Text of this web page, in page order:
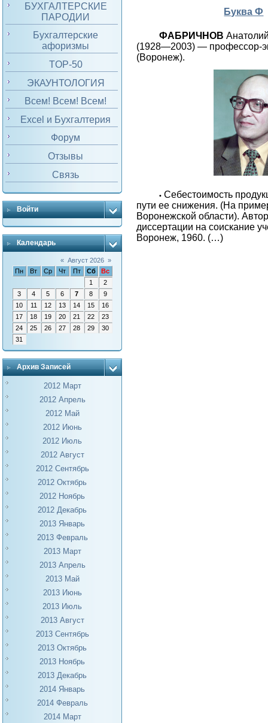
БУХГАЛТЕРСКИЕ
ПАРОДИИ
Бухгалтерские
афоризмы
TOP-50
ЭКАУНТОЛОГИЯ
Всем! Всем! Всем!
Excel и Бухгалтерия
Форум
Отзывы
Связь
Войти
Календарь
« Август 2026 »
Пн
Вт Ср Чт Пт Сб
Вс
1
2
3
4 5 6 7 8
9
10
11 12 13 14 15
16
17
18 19 20 21 22
23
24
25 26 27 28 29
30
31
Архив Записей
2012 Март
2012 Апрель
2012 Май
2012 Июнь
2012 Июль
2012 Август
2012 Сентябрь
2012 Октябрь
2012 Ноябрь
2012 Декабрь
2013 Январь
2013 Февраль
2013 Март
2013 Апрель
2013 Май
2013 Июнь
2013 Июль
2013 Август
2013 Сентябрь
2013 Октябрь
2013 Ноябрь
2013 Декабрь
2014 Январь
2014 Февраль
2014 Март
Буква Ф
ФАБРИЧНОВ
(1928—2003) — профессор-
(Воронеж).
• Себестоимость
пути ее снижения. (На
Воронежской области).
диссертации на соискание
Воронеж, 1960. (…)